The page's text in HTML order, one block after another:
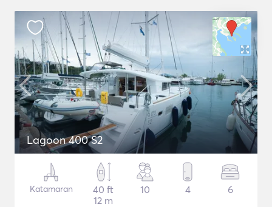
Lagoon 400 S2
Katamaran
40 ft
12 m
10 4 6